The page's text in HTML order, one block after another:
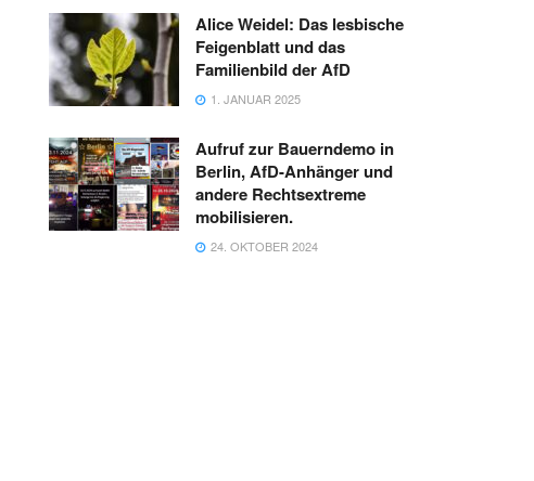
Alice Weidel: Das lesbische
Feigenblatt und das
Familienbild der AfD
1. JANUAR 2025
Aufruf zur Bauerndemo in
Berlin, AfD-Anhänger und
andere Rechtsextreme
mobilisieren.
24. OKTOBER 2024